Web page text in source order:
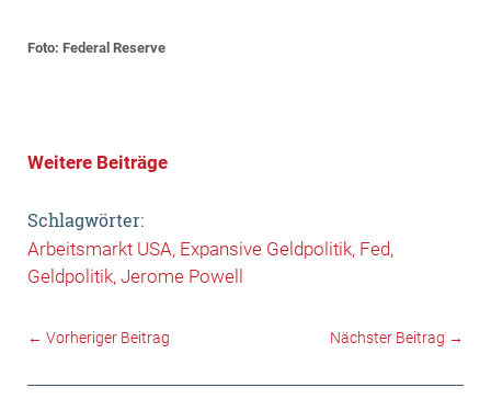
Foto: Federal Reserve
Weitere Beiträge
Schlagwörter:
Arbeitsmarkt USA Expansive Geldpolitik Fed
Geldpolitik Jerome Powell
← Vorheriger Beitrag Nächster Beitrag →